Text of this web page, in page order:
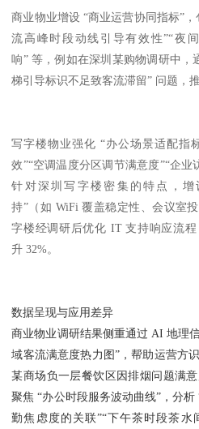
商业物业增设 “商业运营协同指标”
流高峰时段动线引导有效性”“夜
响” 等，例如在深圳某购物调研中，
梯引导标识不足致客流滞留” 问题，
写字楼物业强化 “办公场景适配指
效”“空调温度分区调节满意度”“企业
针对深圳写字楼密集的特点，
持”（如 WiFi 覆盖稳定性、会议室
字楼经调研后优化 IT 支持响应流
升 32%。
数据呈现与应用差异
商业物业调研结果侧重通过 AI 地理
域客流满意度热力图”，帮助运营方
某商场负一层餐饮区因排烟问题满
聚焦 “办公时段服务波动曲线”，分
勤焦虑度的关联”“下午茶时段茶